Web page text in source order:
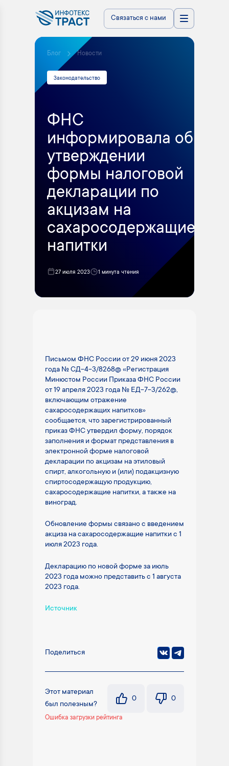
Связаться с нами
Блог Новости
Законодательство
ФНС
информировала об
утверждении
формы налоговой
декларации по
акцизам на
сахаросодержащие
напитки
27 июля 2023 1 минута чтения
Письмом ФНС России от 29 июня 2023
года № СД-4-3/8268@ «Регистрация
Минюстом России Приказа ФНС России
от 19 апреля 2023 года № ЕД-7-3/262@,
включающим отражение
сахаросодержащих напитков»
сообщается, что зарегистрированный
приказ ФНС утвердил форму, порядок
заполнения и формат представления в
электронной форме налоговой
декларации по акцизам на этиловый
спирт, алкогольную и (или) подакцизную
спиртосодержащую продукцию,
сахаросодержащие напитки, а также на
виноград.
Обновление формы связано с введением
акциза на сахаросодержащие напитки с 1
июля 2023 года.
Декларацию по новой форме за июль
2023 года можно представить с 1 августа
2023 года.
Источник
Поделиться
Этот материал
был полезным?
0 0
Ошибка загрузки рейтинга